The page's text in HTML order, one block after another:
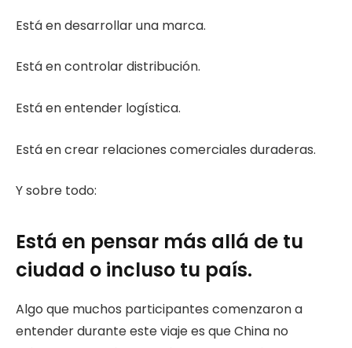
Está en desarrollar una marca.
Está en controlar distribución.
Está en entender logística.
Está en crear relaciones comerciales duraderas.
Y sobre todo:
Está en pensar más allá de tu
ciudad o incluso tu país.
Algo que muchos participantes comenzaron a
entender durante este viaje es que China no